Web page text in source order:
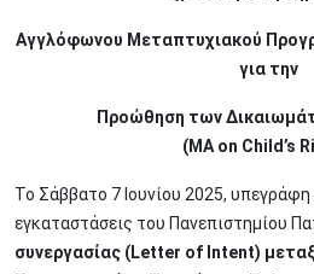
Αγγλόφωνου Μεταπτυχιακού
για την
Προώθηση των
(MA on Child’s
Το Σάββατο 7 Ιουνίου 2025,
εγκαταστάσεις του Πανεπιστημίου
συνεργασίας (Letter of Intent)